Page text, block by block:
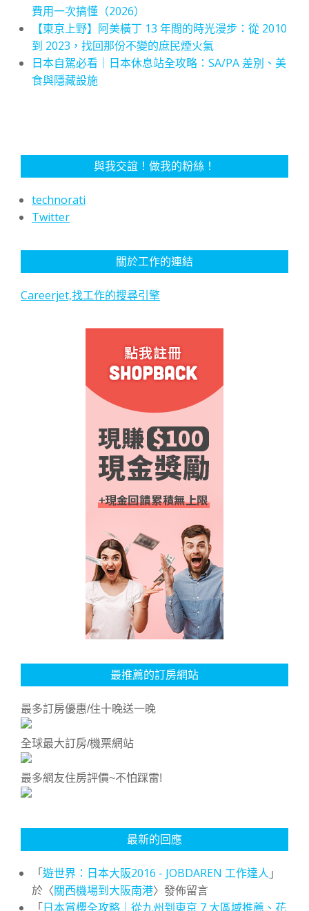
費用一次搞懂（2026）
【東京上野】阿美橫丁 13 年間的時光漫步：從 2010
到 2023，找回那份不變的庶民煙火氣
日本自駕必看｜日本休息站全攻略：SA/PA 差別、美
食與隱藏設施
與我交誼！做我的粉絲！
technorati
Twitter
關於工作的連結
Careerjet,找工作的搜尋引擎
最推薦的訂房網站
最多訂房優惠/住十晚送一晚
全球最大訂房/機票網站
最多網友住房評價~不怕踩雷!
最新的回應
「遊世界：日本大阪2016 - JOBDAREN 工作達人 」
於〈關西機場到大阪南港〉發佈留言
「日本賞櫻全攻略｜從九州到東京 7 大區域推薦、花